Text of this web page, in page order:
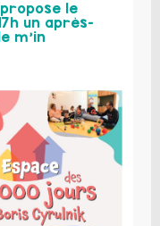
le
un après-
m’in